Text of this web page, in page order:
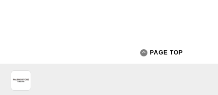
PAGE TOP
App Store